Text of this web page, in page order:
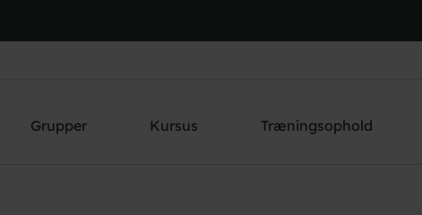
Grupper Kursus Træningsophold